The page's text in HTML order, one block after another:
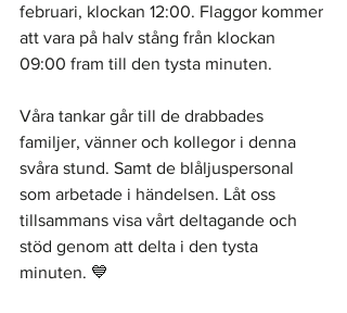
februari, klockan 12:00. Flaggor kommer
att vara på halv stång från klockan
09:00 fram till den tysta minuten.
Våra tankar går till de drabbades
familjer, vänner och kollegor i denna
svåra stund. Samt de blåljuspersonal
som arbetade i händelsen. Låt oss
tillsammans visa vårt deltagande och
stöd genom att delta i den tysta
minuten. 💙